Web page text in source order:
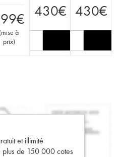
€
(mise à
prix)
430€ 430€
et illimité
plus de 150 000 cotes